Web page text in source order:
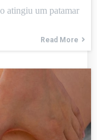
atingiu um patamar
Read More